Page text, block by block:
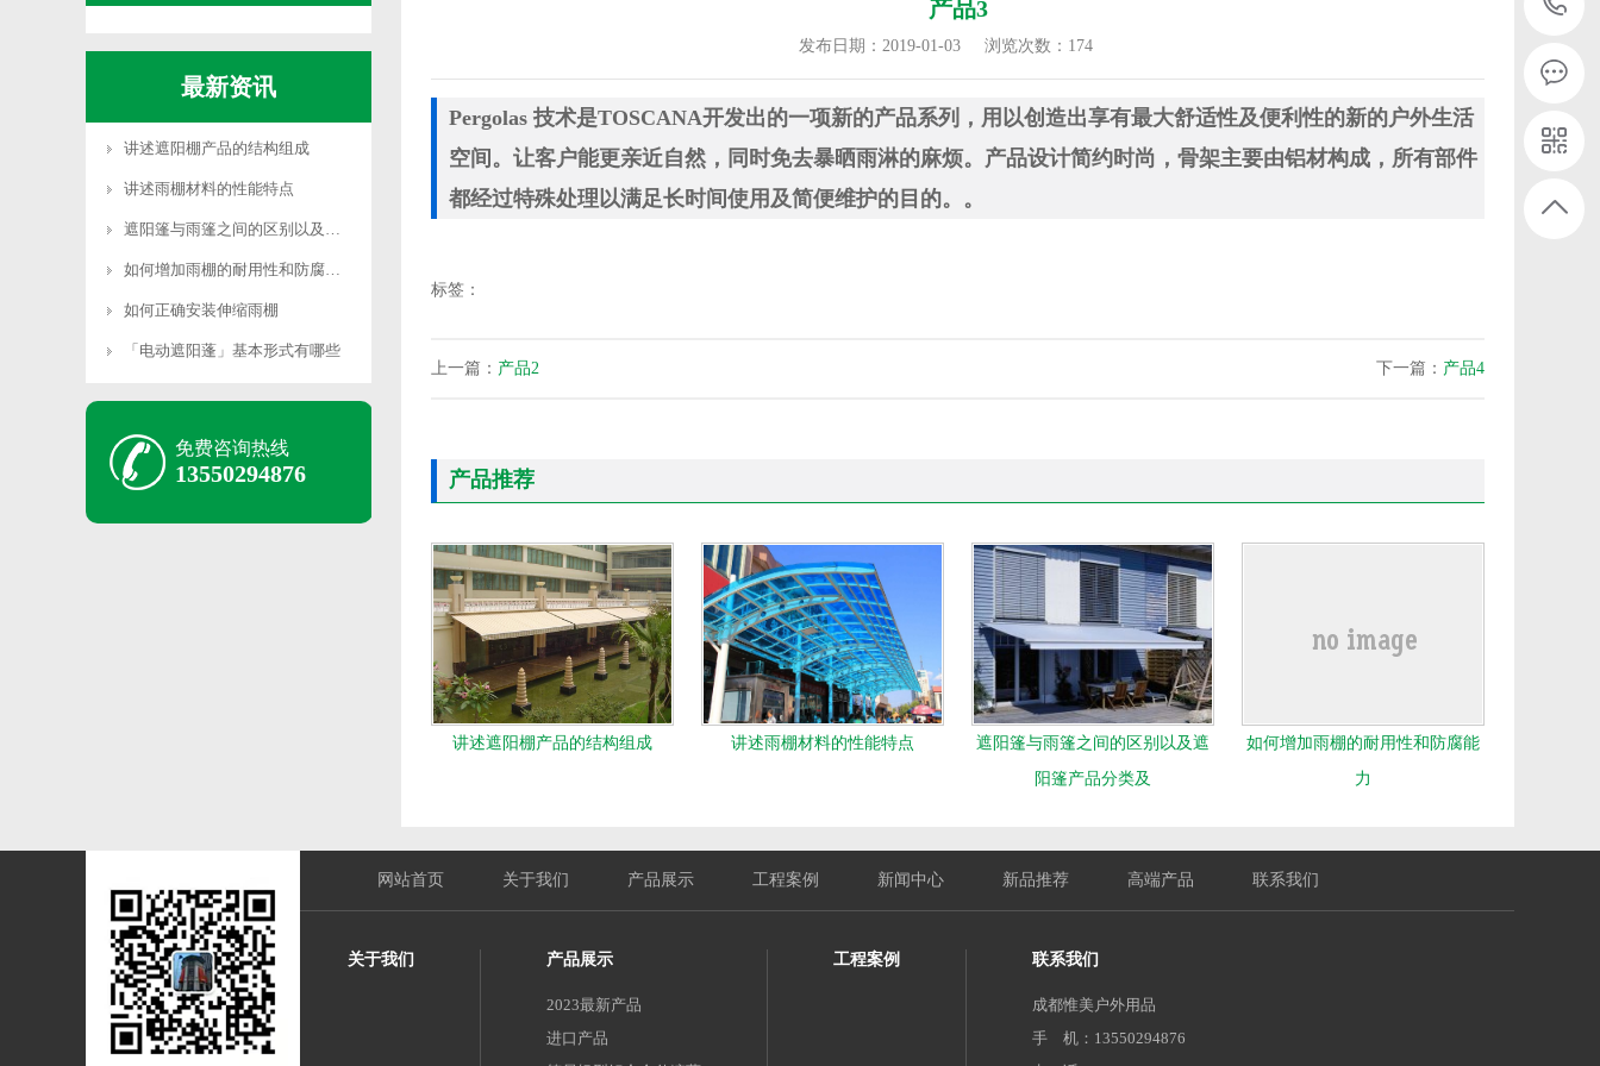
最新资讯
讲述遮阳棚产品的结构组成
讲述雨棚材料的性能特点
遮阳篷与雨篷之间的区别以及遮阳篷产品分类及
如何增加雨棚的耐用性和防腐能力
如何正确安装伸缩雨棚
「电动遮阳蓬」基本形式有哪些
免费咨询热线
13550294876
产品3
发布日期：2019-01-03 浏览次数：174
Pergolas 技术是TOSCANA开发出的一项新的产品系列，用以创造出享有最大舒适性及便利性的新的户外生活
空间。让客户能更亲近自然，同时免去暴晒雨淋的麻烦。产品设计简约时尚，骨架主要由铝材构成，所有部件
都经过特殊处理以满足长时间使用及简便维护的目的。。
标签：
上一篇： 产品2 下一篇： 产品4
产品推荐
讲述遮阳棚产品的结构组成 讲述雨棚材料的性能特点
遮阳篷与雨篷之间的区别以及遮
阳篷产品分类及
如何增加雨棚的耐用性和防腐能
力
网站首页 关于我们 产品展示 工程案例 新闻中心 新品推荐 高端产品 联系我们
关于我们 产品展示
2023最新产品
进口产品
工程案例 联系我们
成都惟美户外用品
手 机：13550294876